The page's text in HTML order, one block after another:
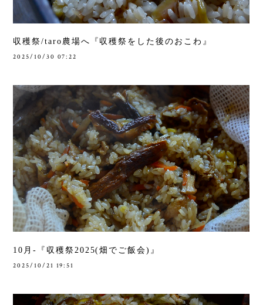
収穫祭/taro農場へ『収穫祭をした後のおこわ』
2025/10/30 07:22
10月-『収穫祭2025(畑でご飯会)』
2025/10/21 19:51